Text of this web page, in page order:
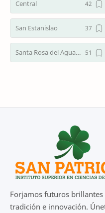
Central
San Estanislao
Santa Rosa del Aguaray
Forjamos futuros
tradición e innovación.